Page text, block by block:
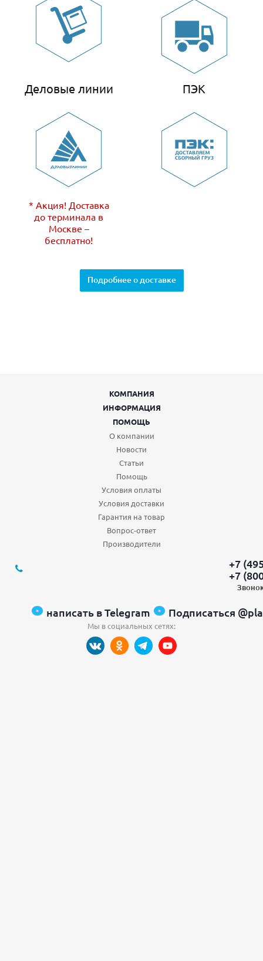
Деловые линии
* Акция! Доставка
до терминала в
Москве –
бесплатно!
ПЭК
Подробнее о доставке
КОМПАНИЯ
ИНФОРМАЦИЯ
ПОМОЩЬ
О компании
Новости
Статьи
Помощь
Условия оплаты
Условия доставки
Гарантия на товар
Вопрос-ответ
Производители
+7
+7
написать в Telegram Подписаться
Мы в социальных сетях: